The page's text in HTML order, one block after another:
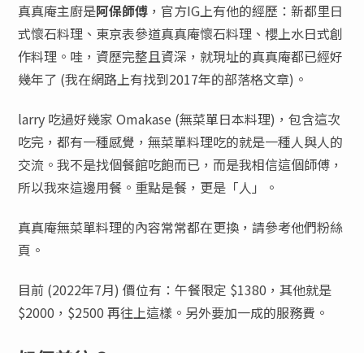
真真庵主廚是阿保師傅，官方IG上有他的經歷：新都里日
式懷石料理、東京表參道真真庵懷石料理、櫻上水日式創
作料理。哇，資歷完整且資深，就現址的真真庵都已經好
幾年了 (我在網路上有找到2017年的部落格文章)。
larry 吃過好幾家 Omakase (無菜單日本料理)，包含這次
吃完，都有一種感覺，無菜單料理吃的就是一種人與人的
交流。我不是找個餐館吃飽而已，而是我相信這個師傅，
所以我來這邊用餐。重點是餐，更是「人」。
真真庵無菜單料理的內容常常都在更換，請參考他們粉絲
頁。
目前 (2022年7月) 價位有：午餐限定 $1380，其他就是
$2000，$2500 再往上這樣。另外要加一成的服務費。